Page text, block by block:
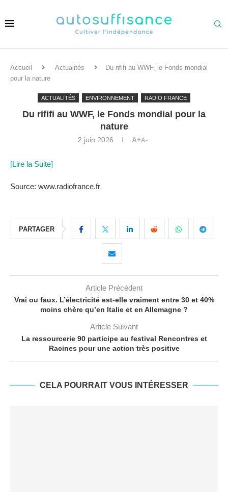
Accueil Actualités
Du rififi au WWF, le Fonds mondial
pour la nature
ACTUALITÉS ENVIRONNEMENT RADIO FRANCE
Du rififi au WWF, le Fonds mondial pour la
nature
2 juin 2026 A+A-
[Lire la Suite]
Source: www.radiofrance.fr
PARTAGER
Article Précédent
Vrai ou faux. L’électricité est-elle vraiment entre 30 et 40%
moins chère qu’en Italie et en Allemagne ?
Article Suivant
La ressourcerie 90 participe au festival Rencontres et
Racines pour une action très positive
CELA POURRAIT VOUS INTÉRESSER